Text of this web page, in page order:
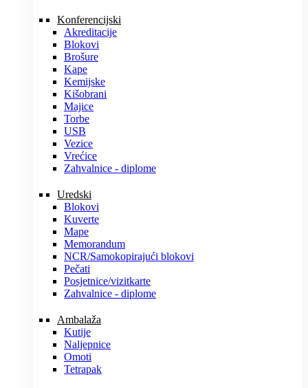
Konferencijski
Akreditacije
Blokovi
Brošure
Kape
Kemijske
Kišobrani
Majice
Torbe
USB
Vezice
Vrećice
Zahvalnice - diplome
Uredski
Blokovi
Kuverte
Mape
Memorandum
NCR/Samokopirajući blokovi
Pečati
Posjetnice/vizitkarte
Zahvalnice - diplome
Ambalaža
Kutije
Naljepnice
Omoti
Tetrapak